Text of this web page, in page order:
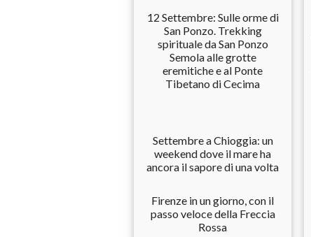
12 Settembre: Sulle orme di
San Ponzo. Trekking
spirituale da San Ponzo
Semola alle grotte
eremitiche e al Ponte
Tibetano di Cecima
Settembre a Chioggia: un
weekend dove il mare ha
ancora il sapore di una volta
Firenze in un giorno, con il
passo veloce della Freccia
Rossa